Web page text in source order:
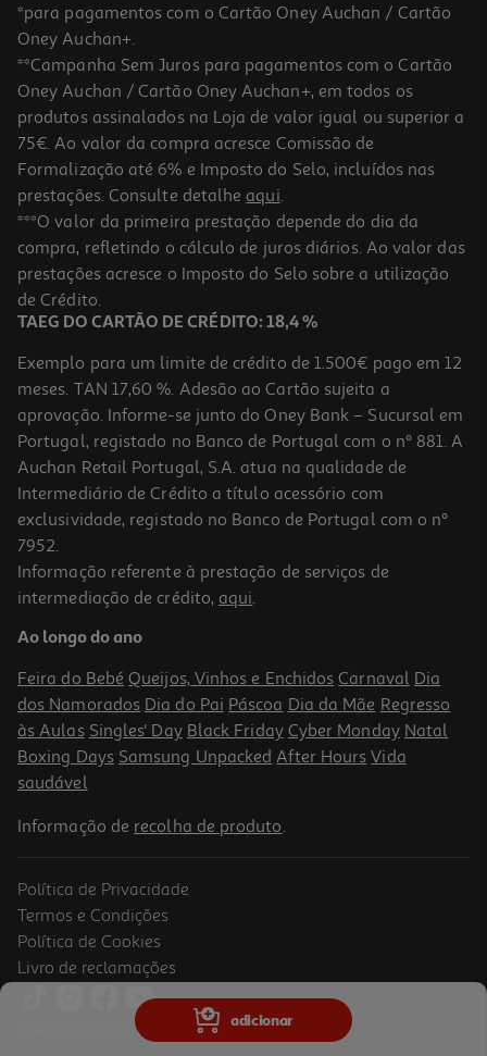
adicionar
4.0
Vinho Tinto Conde De Monsul Douro 0.75l
7.85 €/Lt
5,89 €
Vinho Tinto Trava-Línguas Douro 0.75l
7.72 €/Lt
5,79 €
Vinho Tinto Prazo Roriz Douro 0.75l
*para pagamentos com o Cartão Oney Auchan / Cartão
Oney Auchan+.
**Campanha Sem Juros para pagamentos com o Cartão
Oney Auchan / Cartão Oney Auchan+, em todos os
produtos assinalados na Loja de valor igual ou superior a
75€. Ao valor da compra acresce Comissão de
Formalização até 6% e Imposto do Selo, incluídos nas
prestações. Consulte detalhe aqui.
***O valor da primeira prestação depende do dia da
compra, refletindo o cálculo de juros diários. Ao valor das
prestações acresce o Imposto do Selo sobre a utilização
de Crédito.
TAEG DO CARTÃO DE CRÉDITO: 18,4 %
Exemplo para um limite de crédito de 1.500€ pago em 12
meses. TAN 17,60 %. Adesão ao Cartão sujeita a
aprovação. Informe-se junto do Oney Bank – Sucursal em
Portugal, registado no Banco de Portugal com o nº 881. A
Auchan Retail Portugal, S.A. atua na qualidade de
Intermediário de Crédito a título acessório com
exclusividade, registado no Banco de Portugal com o nº
7952.
Informação referente à prestação de serviços de
intermediação de crédito, aqui.
Ao longo do ano
Feira do Bebé Queijos, Vinhos e Enchidos Carnaval Dia
dos Namorados Dia do Pai Páscoa Dia da Mãe Regresso
às Aulas Singles' Day Black Friday Cyber Monday Natal
Boxing Days Samsung Unpacked After Hours Vida
saudável
Informação de recolha de produto.
Política de Privacidade
Termos e Condições
Política de Cookies
Livro de reclamações
© Auchan Retail Portugal